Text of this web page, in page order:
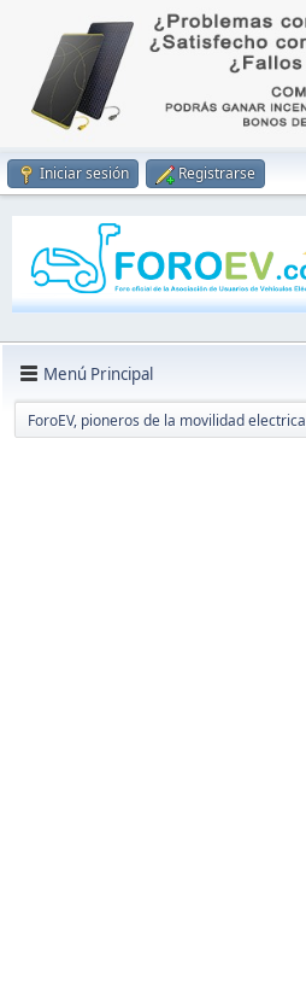
Iniciar sesión Registrarse
Menú Principal
ForoEV, pioneros de la movilidad electrica